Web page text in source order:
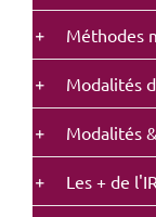
Méthodes
Modalités
Modalités
Les + de